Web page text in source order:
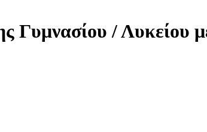
Γυμνασίου / Λυκείου